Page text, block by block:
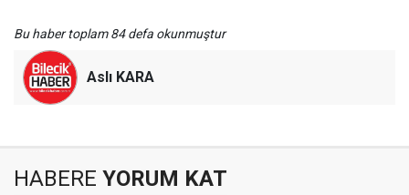
Bu haber toplam 84 defa okunmuştur
Aslı KARA
HABERE YORUM KAT